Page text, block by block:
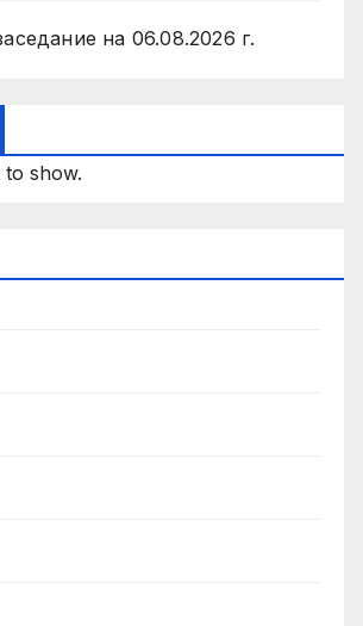
на 06.08.2026 г.
show.